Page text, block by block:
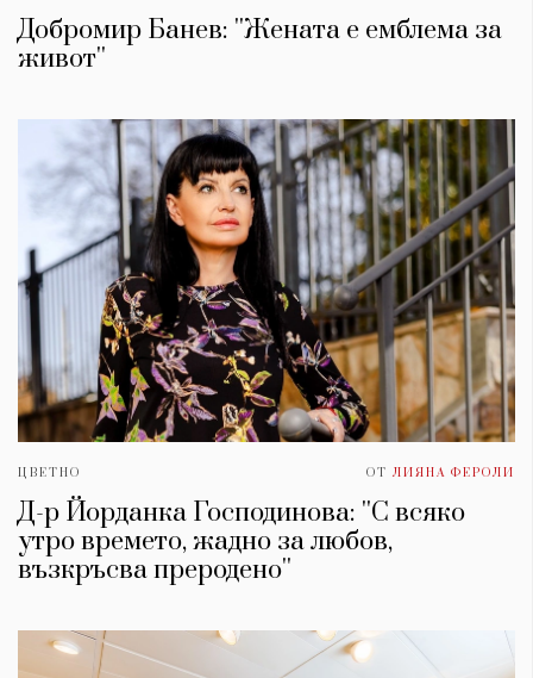
Добромир Банев: ''Жената е емблема за
живот''
ЦВЕТНО ОТ ЛИЯНА ФЕРОЛИ
Д-р Йорданка Господинова: ''С всяко
утро времето, жадно за любов,
възкръсва преродено''